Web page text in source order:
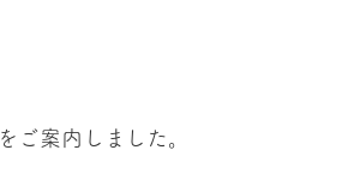
ご案内しました。